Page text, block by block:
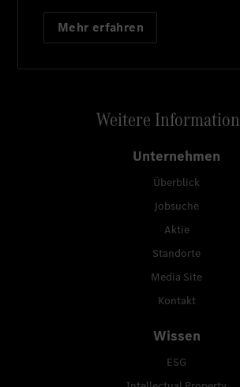
Mehr erfahren
Weitere
Unternehmen
Überblick
Jobsuche
Aktie
Standorte
Media Site
Kontakt
Wissen
ESG